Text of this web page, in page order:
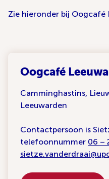
Zie hieronder bij Oogcafé
Oogcafé
Camminghastins,
Leeuwarden
Contactpersoon is
telefoonnummer 06 –